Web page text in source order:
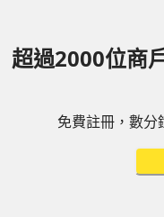
超過2000位商
免費註冊，數分